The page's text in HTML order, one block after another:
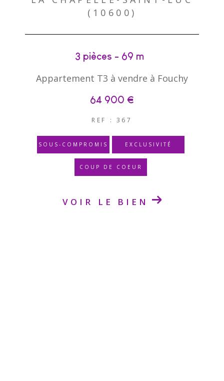
(10600)
3 pièces - 69 m²
Appartement T3 à vendre à Fouchy
64 900 €
REF : 367
SOUS-COMPROMIS EXCLUSIVITÉ
COUP DE COEUR
VOIR LE BIEN